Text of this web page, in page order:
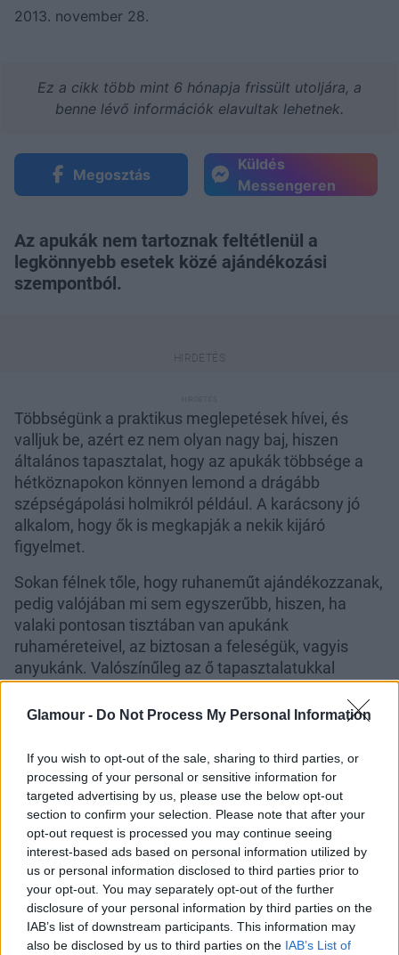
Glamour - Do Not Process My Personal Information
If you wish to opt-out of the sale, sharing to third parties, or
processing of your personal or sensitive information for
targeted advertising by us, please use the below opt-out
section to confirm your selection. Please note that after your
opt-out request is processed you may continue seeing
interest-based ads based on personal information utilized by
us or personal information disclosed to third parties prior to
your opt-out. You may separately opt-out of the further
disclosure of your personal information by third parties on the
IAB’s list of downstream participants. This information may
also be disclosed by us to third parties on the IAB’s List of
2013. november 28.
Ez a cikk több mint 6 hónapja frissült utoljára, a
benne lévő információk elavultak lehetnek.
Megosztás
Küldés
Messengeren
Az apukák nem tartoznak feltétlenül a
legkönnyebb esetek közé ajándékozási
szempontból.
Többségünk a praktikus meglepetések hívei, és
valljuk be, azért ez nem olyan nagy baj, hiszen
általános tapasztalat, hogy az apukák többsége a
hétköznapokon könnyen lemond a drágább
szépségápolási holmikról például. A karácsony jó
alkalom, hogy ők is megkapják a nekik kijáró
figyelmet.
Sokan félnek tőle, hogy ruhaneműt ajándékozzanak,
pedig valójában mi sem egyszerűbb, hiszen, ha
valaki pontosan tisztában van apukánk
ruhaméreteivel, az biztosan a feleségük, vagyis
anyukánk. Valószínűleg az ő tapasztalatukkal
látatlanban is tökéletesen apukánkra illő pulóvert,
inget, vagy akár kalapot tudunk vásárolni.